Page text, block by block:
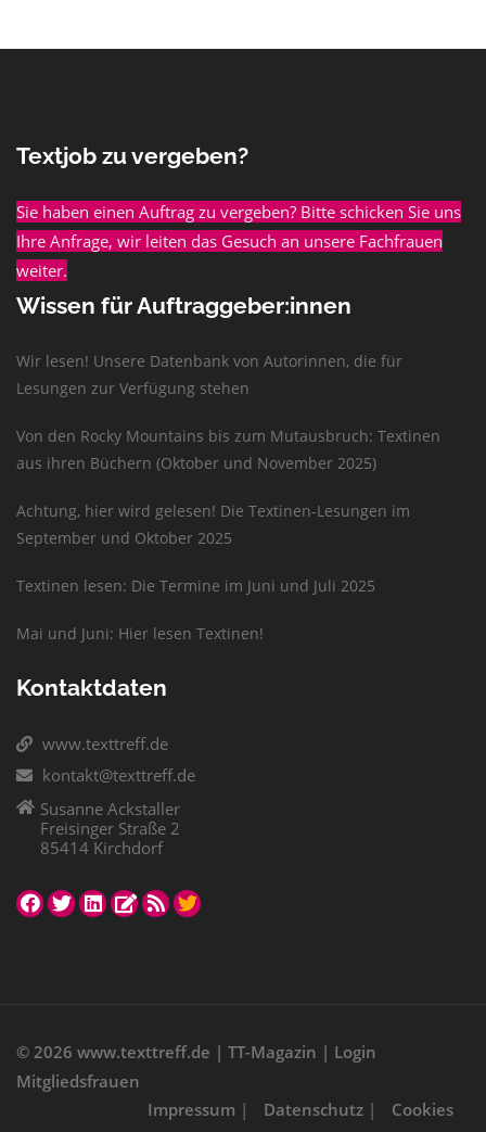
Textjob zu vergeben?
Sie haben einen Auftrag zu vergeben? Bitte schicken Sie uns
Ihre Anfrage, wir leiten das Gesuch an unsere Fachfrauen
weiter.
Wissen für Auftraggeber:innen
Wir lesen! Unsere Datenbank von Autorinnen, die für
Lesungen zur Verfügung stehen
Von den Rocky Mountains bis zum Mutausbruch: Textinen
aus ihren Büchern (Oktober und November 2025)
Achtung, hier wird gelesen! Die Textinen-Lesungen im
September und Oktober 2025
Textinen lesen: Die Termine im Juni und Juli 2025
Mai und Juni: Hier lesen Textinen!
Kontaktdaten
www.texttreff.de
kontakt@texttreff.de
Susanne Ackstaller
Freisinger Straße 2
85414 Kirchdorf
© 2026 www.texttreff.de | TT-Magazin | Login
Mitgliedsfrauen
Impressum | Datenschutz | Cookies